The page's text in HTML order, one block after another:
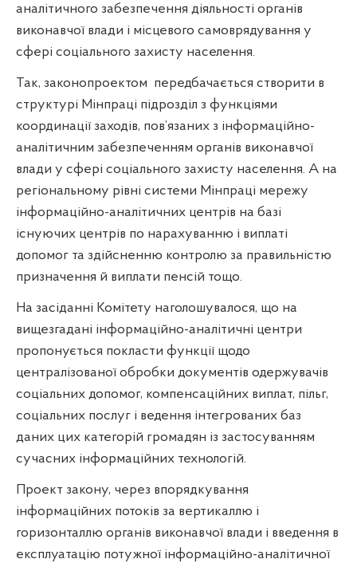
аналітичного забезпечення діяльності органів
виконавчої влади і місцевого самоврядування у
сфері соціального захисту населення.
Так, законопроектом передбачається створити в
структурі Мінпраці підрозділ з функціями
координації заходів, пов’язаних з інформаційно-
аналітичним забезпеченням органів виконавчої
влади у сфері соціального захисту населення. А на
регіональному рівні системи Мінпраці мережу
інформаційно-аналітичних центрів на базі
існуючих центрів по нарахуванню і виплаті
допомог та здійсненню контролю за правильністю
призначення й виплати пенсій тощо.
На засіданні Комітету наголошувалося, що на
вищезгадані інформаційно-аналітичні центри
пропонується покласти функції щодо
централізованої обробки документів одержувачів
соціальних допомог, компенсаційних виплат, пільг,
соціальних послуг і ведення інтегрованих баз
даних цих категорій громадян із застосуванням
сучасних інформаційних технологій.
Проект закону, через впорядкування
інформаційних потоків за вертикаллю і
горизонталлю органів виконавчої влади і введення в
експлуатацію потужної інформаційно-аналітичної